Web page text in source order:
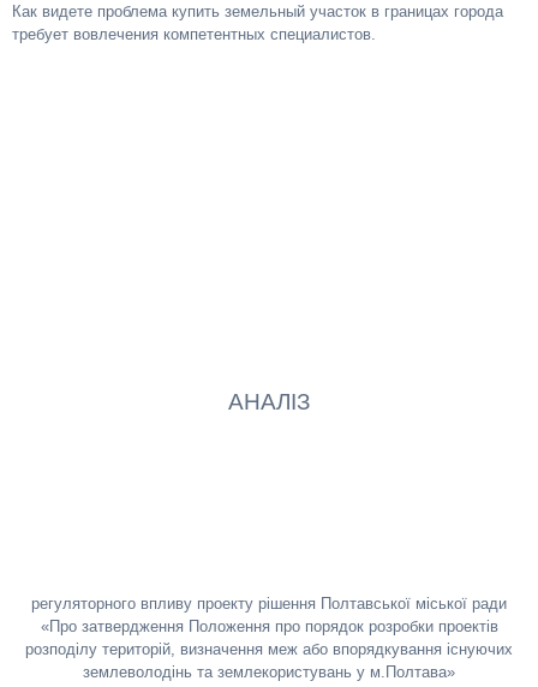
Как видете проблема купить земельный участок в границах города
требует вовлечения компетентных специалистов.
АНАЛІЗ
регуляторного впливу проекту рішення Полтавської міської ради
«Про затвердження Положення про порядок розробки проектів
розподілу територій, визначення меж або впорядкування існуючих
землеволодінь та землекористувань у м.Полтава»